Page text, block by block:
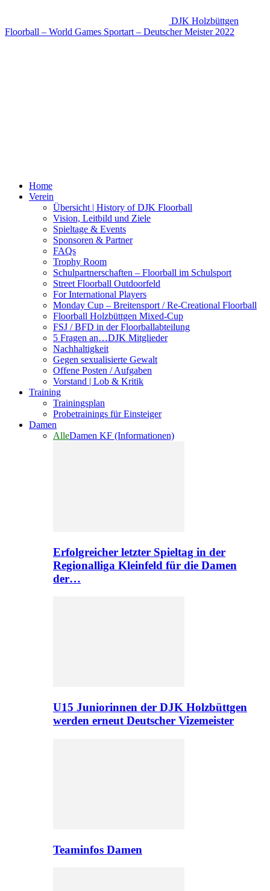
DJK Holzbüttgen
Floorball – World Games Sportart – Deutscher Meister 2022
Home
Verein
Übersicht | History of DJK Floorball
Vision, Leitbild und Ziele
Spieltage & Events
Sponsoren & Partner
FAQs
Trophy Room
Schulpartnerschaften – Floorball im Schulsport
Street Floorball Outdoorfeld
For International Players
Monday Cup – Breitensport / Re-Creational Floorball
Floorball Holzbüttgen Mixed-Cup
FSJ / BFD in der Floorballabteilung
5 Fragen an…DJK Mitglieder
Nachhaltigkeit
Gegen sexualisierte Gewalt
Offene Posten / Aufgaben
Vorstand | Lob & Kritik
Training
Trainingsplan
Probetrainings für Einsteiger
Damen
AlleDamen KF (Informationen)
Erfolgreicher letzter Spieltag in der
Regionalliga Kleinfeld für die Damen
der…
U15 Juniorinnen der DJK Holzbüttgen
werden erneut Deutscher Vizemeister
Teaminfos Damen